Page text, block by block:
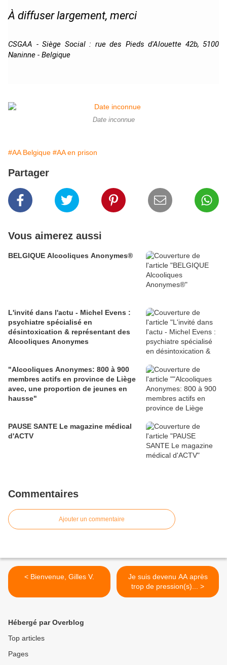
À diffuser largement, merci
CSGAA - Siège Social : rue des Pieds d'Alouette 42b, 5100
Naninne - Belgique
Date inconnue
#AA Belgique #AA en prison
Partager
Vous aimerez aussi
BELGIQUE Alcooliques Anonymes®
L'invité dans l'actu - Michel Evens :
psychiatre spécialisé en
désintoxication & représentant des
Alcooliques Anonymes
"Alcooliques Anonymes: 800 à 900
membres actifs en province de Liège
avec, une proportion de jeunes en
hausse"
PAUSE SANTE Le magazine médical
d'ACTV
Commentaires
Ajouter un commentaire
< Bienvenue, Gilles V.
Je suis devenu AA après
trop de pression(s)... >
Hébergé par Overblog
Top articles
Pages